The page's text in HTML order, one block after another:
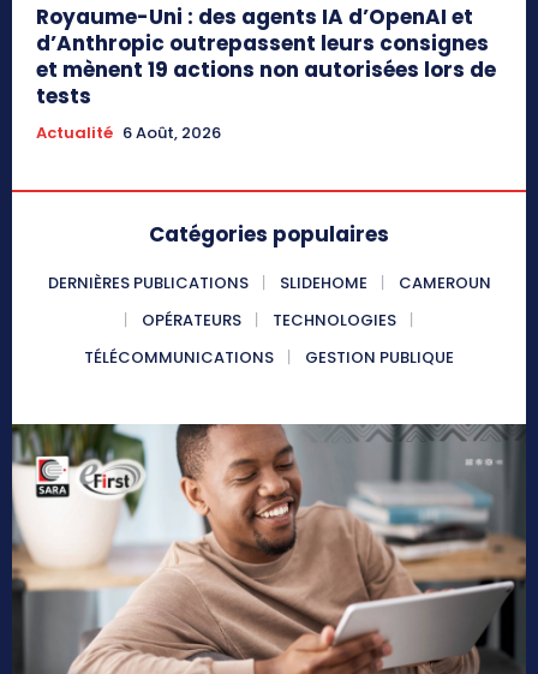
Royaume-Uni : des agents IA d’OpenAI et
d’Anthropic outrepassent leurs consignes
et mènent 19 actions non autorisées lors de
tests
Actualité 6 Août, 2026
Catégories populaires
DERNIÈRES PUBLICATIONS SLIDEHOME
CAMEROUN
OPÉRATEURS
TECHNOLOGIES
TÉLÉCOMMUNICATIONS
GESTION PUBLIQUE